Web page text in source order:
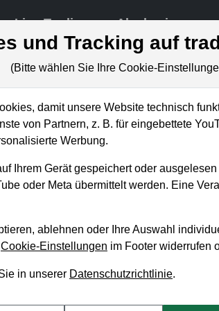
Live-Trading Akademie
Diese US-
welche Screening-Möglichkeiten
Wachstumsaktien zu suchen. Die
Hier sorgen meist auch positive
und Tracking auf
(Bitte wählen Sie Ihre Cookie-
damit unsere Website technisch
von Partnern, z. B. für eingebettete
Werbung.
Ihrem Gerät gespeichert oder
oder Meta übermittelt werden. Eine
ablehnen oder Ihre Auswahl
Cookie-Einstellungen im Footer widerrufen
in unserer Datenschutzrichtlinie.